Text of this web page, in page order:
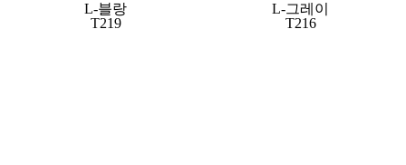
L-블랑
T219
L-그레이
T216